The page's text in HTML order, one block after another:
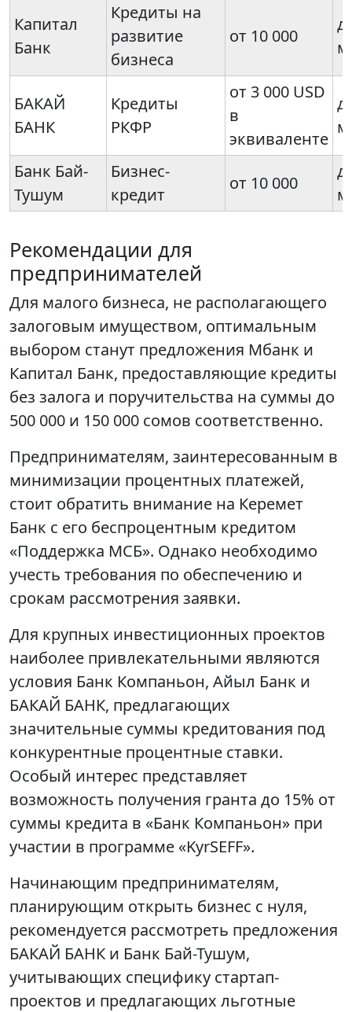
Капитал
Банк
Кредиты на
развитие
бизнеса
от 10 000
БАКАЙ
БАНК
Кредиты
РКФР
от 3 000 USD
в
эквиваленте
Банк Бай-
Тушум
Бизнес-
кредит
от 10 000
Рекомендации для
предпринимателей
Для малого бизнеса, не располагающего
залоговым имуществом, оптимальным
выбором станут предложения Мбанк и
Капитал Банк, предоставляющие кредиты
без залога и поручительства на суммы до
500 000 и 150 000 сомов соответственно.
Предпринимателям, заинтересованным в
минимизации процентных платежей,
стоит обратить внимание на Керемет
Банк с его беспроцентным кредитом
«Поддержка МСБ». Однако необходимо
учесть требования по обеспечению и
срокам рассмотрения заявки.
Для крупных инвестиционных проектов
наиболее привлекательными являются
условия Банк Компаньон, Айыл Банк и
БАКАЙ БАНК, предлагающих
значительные суммы кредитования под
конкурентные процентные ставки.
Особый интерес представляет
возможность получения гранта до 15% от
суммы кредита в «Банк Компаньон» при
участии в программе «KyrSEFF».
Начинающим предпринимателям,
планирующим открыть бизнес с нуля,
рекомендуется рассмотреть предложения
БАКАЙ БАНК и Банк Бай-Тушум,
учитывающих специфику стартап-
проектов и предлагающих льготные